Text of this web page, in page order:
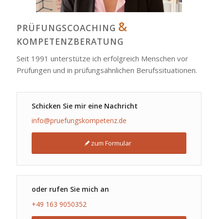
PRÜFUNGSCOACHING &
KOMPETENZBERATUNG
Seit 1991 unterstütze ich erfolgreich Menschen vor
Prüfungen und in prüfungsähnlichen Berufssituationen.
Schicken Sie mir eine Nachricht
info@pruefungskompetenz.de
zum Formular
oder rufen Sie mich an
+49 163 9050352